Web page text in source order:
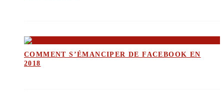
COMMENT S’ÉMANCIPER DE FACEBOOK EN
2018